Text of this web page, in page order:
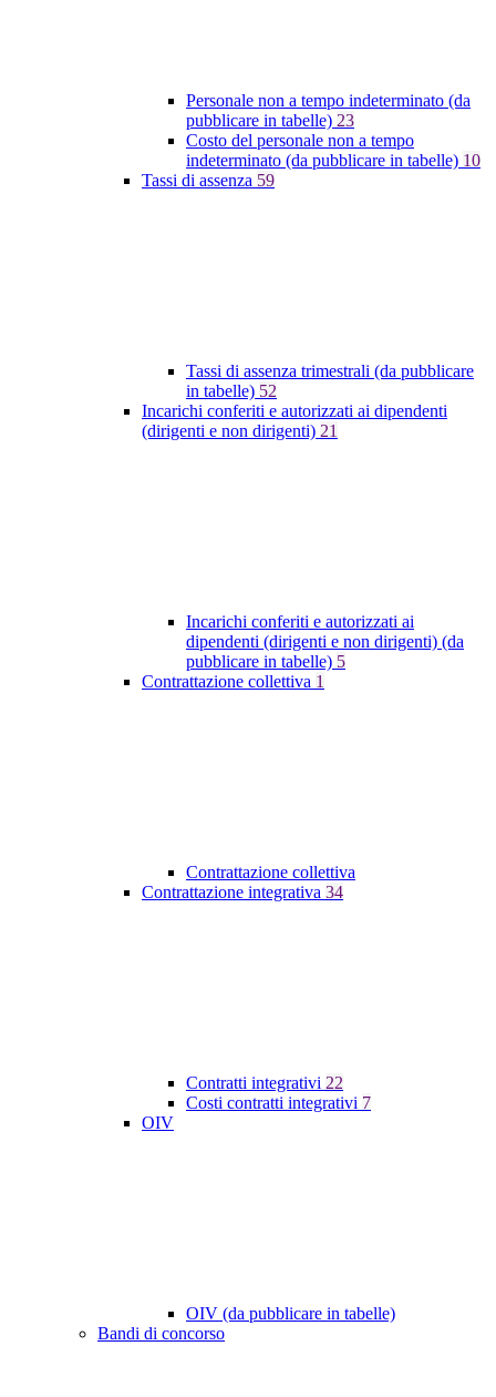
Personale non a tempo indeterminato (da
pubblicare in tabelle) 23
Costo del personale non a tempo
indeterminato (da pubblicare in tabelle) 10
Tassi di assenza 59
Tassi di assenza trimestrali (da pubblicare
in tabelle) 52
Incarichi conferiti e autorizzati ai dipendenti
(dirigenti e non dirigenti) 21
Incarichi conferiti e autorizzati ai
dipendenti (dirigenti e non dirigenti) (da
pubblicare in tabelle) 5
Contrattazione collettiva 1
Contrattazione collettiva
Contrattazione integrativa 34
Contratti integrativi 22
Costi contratti integrativi 7
OIV
OIV (da pubblicare in tabelle)
Bandi di concorso